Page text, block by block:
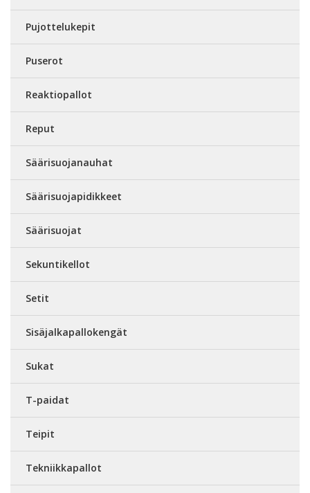
Pujottelukepit
Puserot
Reaktiopallot
Reput
Säärisuojanauhat
Säärisuojapidikkeet
Säärisuojat
Sekuntikellot
Setit
Sisäjalkapallokengät
Sukat
T-paidat
Teipit
Tekniikkapallot